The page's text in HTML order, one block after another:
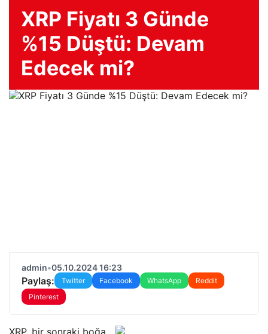
XRP Fiyatı 3 Günde
%15 Düştü: Devam
Edecek mi?
admin•05.10.2024 16:23
Paylaş: Twitter Facebook WhatsApp
Reddit
Pinterest
XRP, bir sonraki boğa